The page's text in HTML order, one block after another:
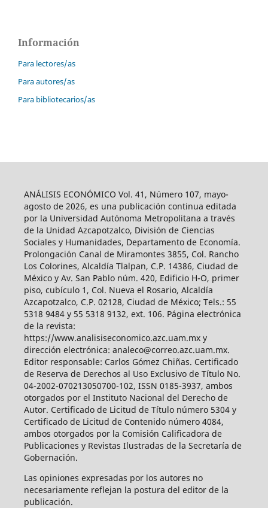
Información
Para lectores/as
Para autores/as
Para bibliotecarios/as
ANÁLISIS ECONÓMICO Vol. 41, Número 107, mayo-
agosto de 2026, es una publicación continua editada
por la Universidad Autónoma Metropolitana a través
de la Unidad Azcapotzalco, División de Ciencias
Sociales y Humanidades, Departamento de Economía.
Prolongación Canal de Miramontes 3855, Col. Rancho
Los Colorines, Alcaldía Tlalpan, C.P. 14386, Ciudad de
México y Av. San Pablo núm. 420, Edificio H-O, primer
piso, cubículo 1, Col. Nueva el Rosario, Alcaldía
Azcapotzalco, C.P. 02128, Ciudad de México; Tels.: 55
5318 9484 y 55 5318 9132, ext. 106. Página electrónica
de la revista:
https://www.analisiseconomico.azc.uam.mx y
dirección electrónica: analeco@correo.azc.uam.mx.
Editor responsable: Carlos Gómez Chiñas. Certificado
de Reserva de Derechos al Uso Exclusivo de Título No.
04-2002-070213050700-102, ISSN 0185-3937, ambos
otorgados por el Instituto Nacional del Derecho de
Autor. Certificado de Licitud de Título número 5304 y
Certificado de Licitud de Contenido número 4084,
ambos otorgados por la Comisión Calificadora de
Publicaciones y Revistas Ilustradas de la Secretaría de
Gobernación.
Las opiniones expresadas por los autores no
necesariamente reflejan la postura del editor de la
publicación.